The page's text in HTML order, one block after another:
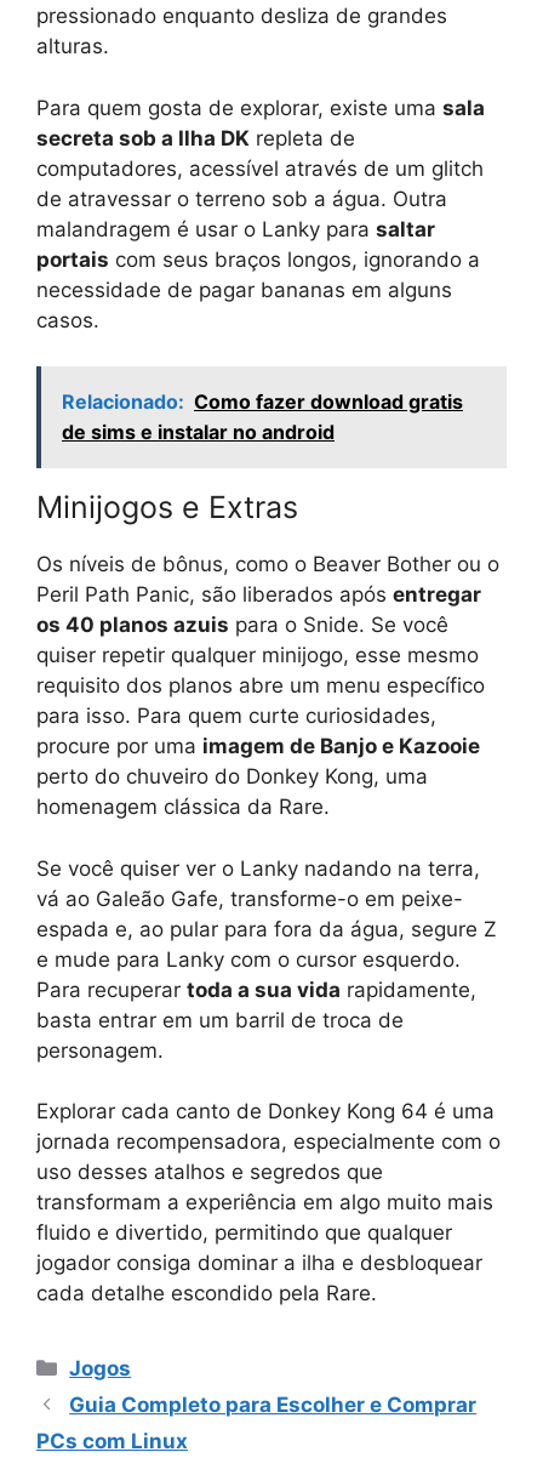
pressionado enquanto desliza de grandes
alturas.
Para quem gosta de explorar, existe uma sala
secreta sob a Ilha DK repleta de
computadores, acessível através de um glitch
de atravessar o terreno sob a água. Outra
malandragem é usar o Lanky para saltar
portais com seus braços longos, ignorando a
necessidade de pagar bananas em alguns
casos.
Relacionado: Como fazer download gratis
de sims e instalar no android
Minijogos e Extras
Os níveis de bônus, como o Beaver Bother ou o
Peril Path Panic, são liberados após entregar
os 40 planos azuis para o Snide. Se você
quiser repetir qualquer minijogo, esse mesmo
requisito dos planos abre um menu específico
para isso. Para quem curte curiosidades,
procure por uma imagem de Banjo e Kazooie
perto do chuveiro do Donkey Kong, uma
homenagem clássica da Rare.
Se você quiser ver o Lanky nadando na terra,
vá ao Galeão Gafe, transforme-o em peixe-
espada e, ao pular para fora da água, segure Z
e mude para Lanky com o cursor esquerdo.
Para recuperar toda a sua vida rapidamente,
basta entrar em um barril de troca de
personagem.
Explorar cada canto de Donkey Kong 64 é uma
jornada recompensadora, especialmente com o
uso desses atalhos e segredos que
transformam a experiência em algo muito mais
fluido e divertido, permitindo que qualquer
jogador consiga dominar a ilha e desbloquear
cada detalhe escondido pela Rare.
Categorias
Jogos
Guia Completo para Escolher e Comprar
PCs com Linux